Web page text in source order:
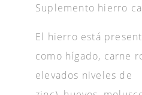
Suplemento hierro
El hierro está
como hígado, carne
elevados niveles de